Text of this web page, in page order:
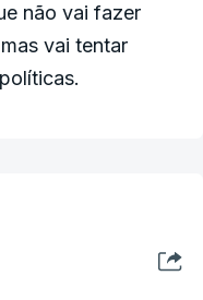
não vai fazer
vai tentar